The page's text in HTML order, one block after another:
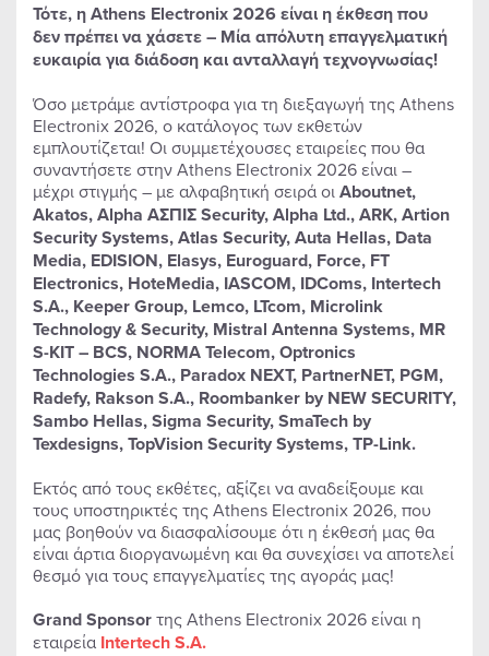
Τότε, η Athens Electronix 2026 είναι η έκθεση που
δεν πρέπει να χάσετε – Μία απόλυτη επαγγελματική
ευκαιρία για διάδοση και ανταλλαγή τεχνογνωσίας!
Όσο μετράμε αντίστροφα για τη διεξαγωγή της Athens
Electronix 2026, ο κατάλογος των εκθετών
εμπλουτίζεται! Οι συμμετέχουσες εταιρείες που θα
συναντήσετε στην Athens Electronix 2026 είναι –
μέχρι στιγμής – με αλφαβητική σειρά οιAboutnet,
Akatos, Alpha ΑΣΠΙΣ Security, Alpha Ltd., ARK, Artion
Security Systems, Atlas Security, Auta Hellas, Data
Media, EDISION, Elasys, Euroguard, Force, FT
Electronics, HoteMedia, IASCOM, IDComs, Intertech
S.A., Keeper Group, Lemco, LTcom, Microlink
Technology & Security, Mistral Antenna Systems, MR
S-KIT – BCS, NORMA Telecom, Optronics
Technologies S.A., Paradox NEXT, PartnerNET, PGM,
Radefy, Rakson S.A., Roombanker by NEW SECURITY,
Sambo Hellas, Sigma Security, SmaTech by
Texdesigns, TopVision Security Systems, TP-Link.
Εκτός από τους εκθέτες, αξίζει να αναδείξουμε και
τους υποστηρικτές της Athens Electronix 2026, που
μας βοηθούν να διασφαλίσουμε ότι η έκθεσή μας θα
είναι άρτια διοργανωμένη και θα συνεχίσει να αποτελεί
θεσμό για τους επαγγελματίες της αγοράς μας!
Grand Sponsorτης Athens Electronix 2026 είναι η
εταιρεία Intertech S.A.